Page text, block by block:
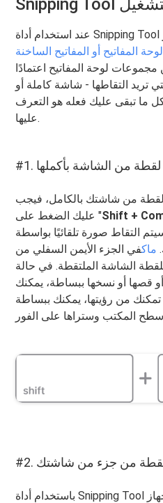
عند استخدام أداة Snipping Tool على جهاز Mac، يجب أن
المفاتيح أو المفاتيح الساخنة
لوحة المفاتيح اعتمادًا
تريد التقاطها - شاشة كاملة أو
ما تبقى عليك فعله هو التعرف
عليها.
لقطة من الشاشة بأكملها
لقطة من شاشتك بالكامل، فيجب
عليك الضغط على "Shift +
التقاط صورة تلقائيًا بواسطة
ماكفي الجزء الأيمن السفلي من
الشاشة الملتقطة. في حالة
قصها أو نسخها ببساطة، يمكنك
من رؤيتها، يمكنك ببساطة
لقطة من جزء من شاشتك
باستخدام أداة Snipping Tool على جهاز Mac، يمكنك أيضًا